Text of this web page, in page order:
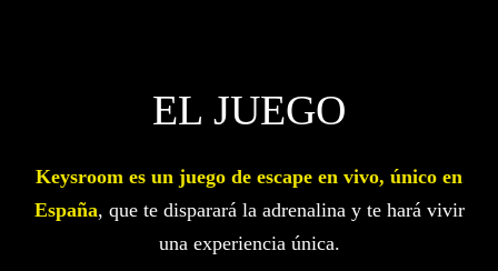
EL JUEGO
Keysroom es un juego de escape en vivo, único en
España, que te disparará la adrenalina y te hará vivir
una experiencia única.